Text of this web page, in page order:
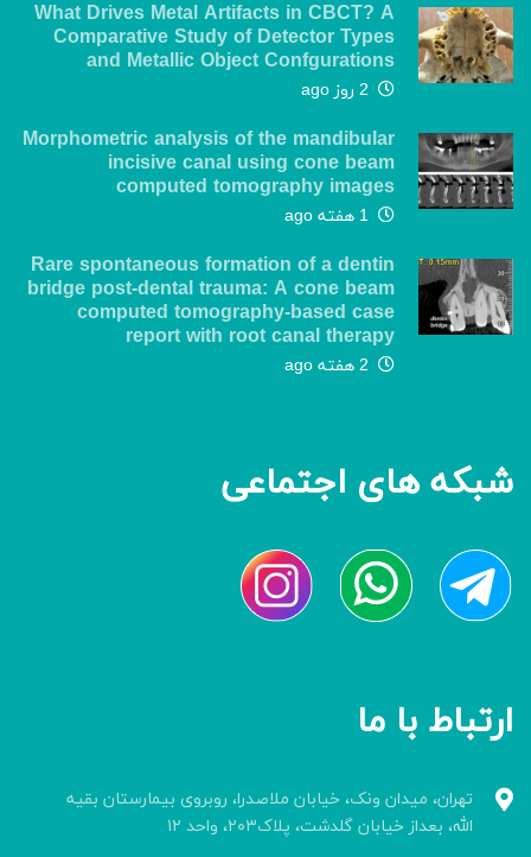
What Drives Metal Artifacts in CBCT? A
Comparative Study of Detector Types
and Metallic Object Confgurations
2 روز ago
Morphometric analysis of the mandibular
incisive canal using cone beam
computed tomography images
1 هفته ago
Rare spontaneous formation of a dentin
bridge post-dental trauma: A cone beam
computed tomography-based case
report with root canal therapy
2 هفته ago
شبکه های اجتماعی
ارتباط با ما
تهران، میدان ونک، خیابان ملاصدرا، روبروی بیمارستان بقیه
الله، بعداز خیابان گلدشت، پلاک۲۰۳، واحد ۱۲